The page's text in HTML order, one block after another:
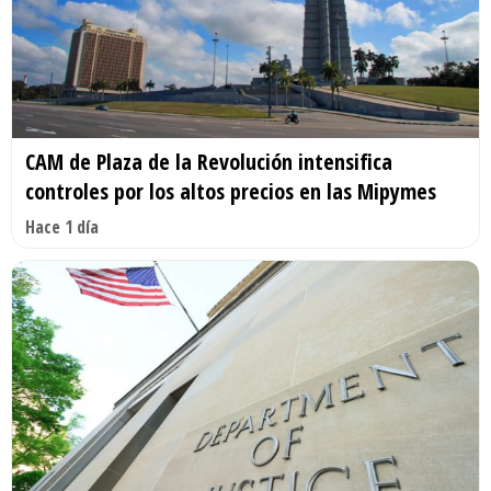
CAM de Plaza de la Revolución intensifica
controles por los altos precios en las Mipymes
Hace 1 día